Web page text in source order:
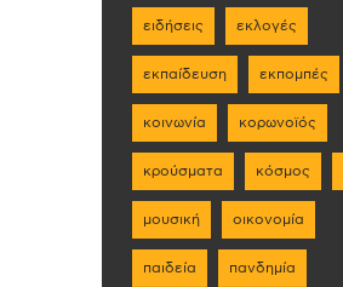
ειδήσεις εκλογές
εκπαίδευση εκπομπές
κοινωνία κορωνοϊός
κρούσματα κόσμος
μουσική οικονομία
παιδεία πανδημία